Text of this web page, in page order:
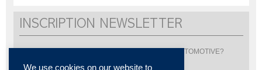
INSCRIPTION NEWSLETTER
Vous souhaitez être informé de l'actualité de LISI AUTOMOTIVE?
Inscrivez-vous pour recevoir notre newsletter
We use cookies on our website to